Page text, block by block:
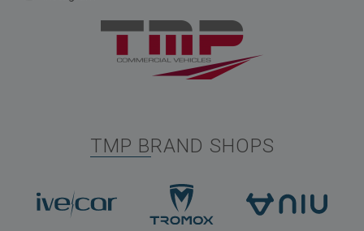
TMP BRAND SHOPS